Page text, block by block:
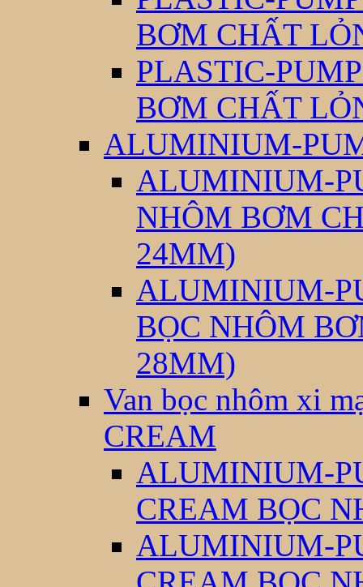
BƠM CHẤT
PLASTIC-
BƠM CHẤT
ALUMINIUM-
ALUMINIUM-
NHÔM BƠM
24MM)
ALUMINIUM-
BỌC NHÔM
28MM)
Van bọc nhôm xi
CREAM
ALUMINIUM-
CREAM BỌC
ALUMINIUM-